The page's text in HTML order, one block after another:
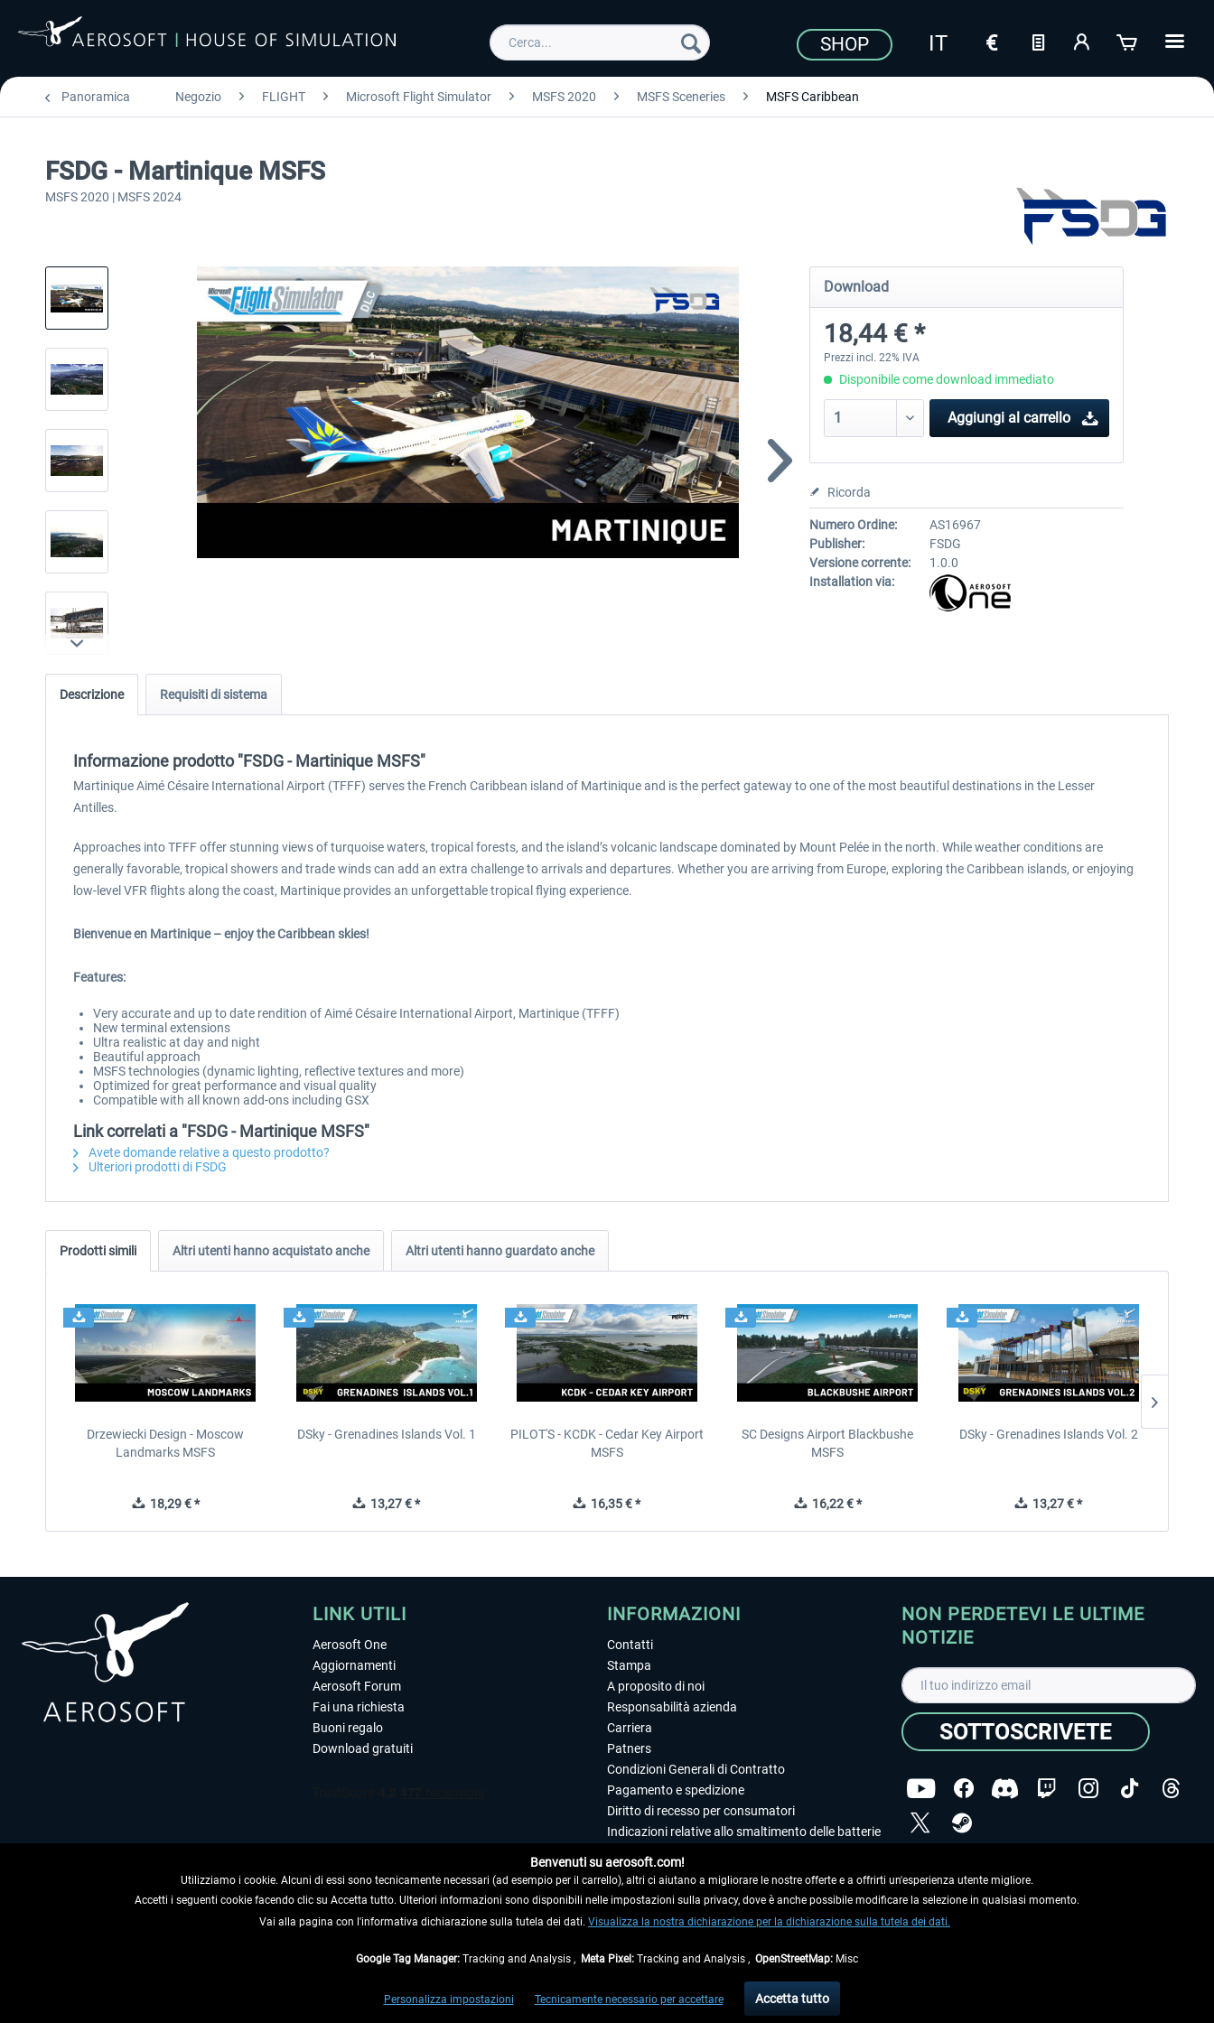
SHOP
Panoramica Negozio FLIGHT Microsoft Flight Simulator MSFS 2020 MSFS Sceneries MSFS Caribbean
FSDG - Martinique MSFS
MSFS 2020 | MSFS 2024
Download
18,44 € *
Prezzi incl. 22% IVA
Disponibile come download immediato
Aggiungi al carrello
Ricorda
Numero Ordine:
AS16967
Publisher:
FSDG
Versione corrente:
1.0.0
Installation via:
Descrizione Requisiti di sistema
Informazione prodotto "FSDG - Martinique MSFS"
Martinique Aimé Césaire International Airport (TFFF) serves the French Caribbean island of Martinique and is the perfect gateway to one of the most beautiful destinations in the Lesser
Antilles.
Approaches into TFFF offer stunning views of turquoise waters, tropical forests, and the island’s volcanic landscape dominated by Mount Pelée in the north. While weather conditions are
generally favorable, tropical showers and trade winds can add an extra challenge to arrivals and departures. Whether you are arriving from Europe, exploring the Caribbean islands, or enjoying
low-level VFR flights along the coast, Martinique provides an unforgettable tropical flying experience.
Bienvenue en Martinique – enjoy the Caribbean skies!
Features:
Very accurate and up to date rendition of Aimé Césaire International Airport, Martinique (TFFF)
New terminal extensions
Ultra realistic at day and night
Beautiful approach
MSFS technologies (dynamic lighting, reflective textures and more)
Optimized for great performance and visual quality
Compatible with all known add-ons including GSX
Link correlati a "FSDG - Martinique MSFS"
Avete domande relative a questo prodotto?
Ulteriori prodotti di FSDG
Prodotti simili Altri utenti hanno acquistato anche Altri utenti hanno guardato anche
Drzewiecki Design - Moscow
Landmarks MSFS
18,29 € *
DSky - Grenadines Islands Vol. 1
13,27 € *
PILOT'S - KCDK - Cedar Key Airport
MSFS
16,35 € *
SC Designs Airport Blackbushe
MSFS
16,22 € *
DSky - Grenadines Islands Vol. 2
13,27 € *
LINK UTILI
Aerosoft One
Aggiornamenti
Aerosoft Forum
Fai una richiesta
Buoni regalo
Download gratuiti
RECEDERE DAL CONTRATTO
INFORMAZIONI
Contatti
Stampa
A proposito di noi
Responsabilità azienda
Carriera
Patners
Condizioni Generali di Contratto
Pagamento e spedizione
Diritto di recesso per consumatori
Indicazioni relative allo smaltimento delle batterie
Editoriale
NON PERDETEVI LE ULTIME
NOTIZIE
SOTTOSCRIVETE
dei dati.
Copyright © Aerosoft GmbH. Tutti i diritti riservati.
ed eventualmente le spese di spedizione, se non diversamente descritto.
** Riguarda le spedizioni al di fuori della Germania, i tempi di consegna per le altre nazioni sono disponibili nelleinformazioni di spedizione
Benvenuti su aerosoft.com!
Utilizziamo i cookie. Alcuni di essi sono tecnicamente necessari (ad esempio per il carrello), altri ci aiutano a migliorare le nostre offerte e a offrirti un'esperienza utente migliore.
Accetti i seguenti cookie facendo clic su Accetta tutto. Ulteriori informazioni sono disponibili nelle impostazioni sulla privacy, dove è anche possibile modificare la selezione in qualsiasi momento.
Vai alla pagina con l'informativa dichiarazione sulla tutela dei dati. Visualizza la nostra dichiarazione per la dichiarazione sulla tutela dei dati.
Google Tag Manager: Tracking and Analysis , Meta Pixel: Tracking and Analysis , OpenStreetMap: Misc
Personalizza impostazioni Tecnicamente necessario per accettare Accetta tutto